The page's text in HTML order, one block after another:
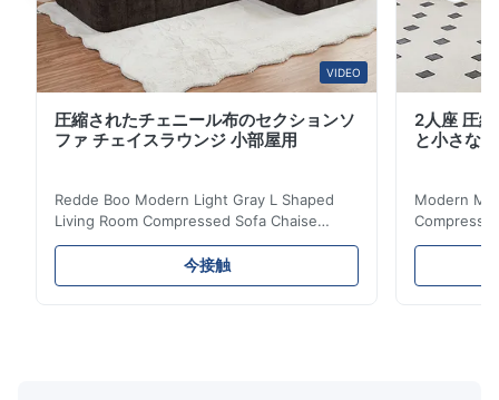
しており、頻繁な...
VIDEO
圧縮されたチェニール布のセクションソ
ファ チェイスラウンジ 小部屋用
Redde Boo Modern Light Gray L Shaped
Living Room Compressed Sofa Chaise
Lounge Product Overview High resilience
soft sectional sofa designed for small
spaces, featuring a contemporary light gray
今接触
2人座 圧
と小さな
Modern
Room